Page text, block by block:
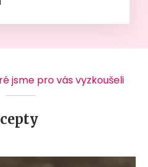
jsme pro vás vyzkoušeli